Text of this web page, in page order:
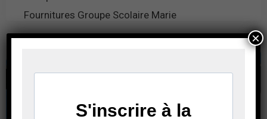
Fournitures Groupe Scolaire Marie
×